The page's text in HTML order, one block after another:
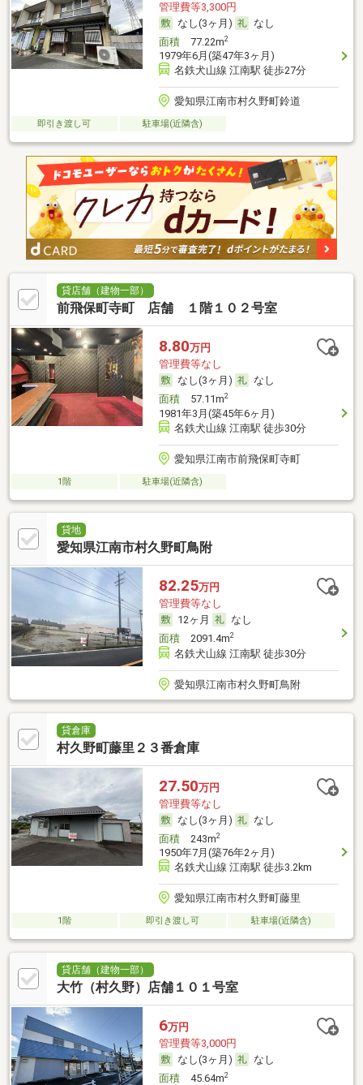
管理費等3,300円
なし(3ヶ月)
なし
面積77.22m2
1979年6月(築47年3ヶ月)
名鉄犬山線 江南駅 徒歩27分
愛知県江南市村久野町鈴道
即引き渡し可 駐車場(近隣含)
貸店舗（建物一部）
前飛保町寺町 店舗 １階１０２号室
8.80万円
管理費等なし
なし(3ヶ月)
なし
面積57.11m2
1981年3月(築45年6ヶ月)
名鉄犬山線 江南駅 徒歩30分
愛知県江南市前飛保町寺町
1階 駐車場(近隣含)
貸地
愛知県江南市村久野町鳥附
82.25万円
管理費等なし
12ヶ月
なし
面積2091.4m2
名鉄犬山線 江南駅 徒歩30分
愛知県江南市村久野町鳥附
貸倉庫
村久野町藤里２３番倉庫
27.50万円
管理費等なし
なし(3ヶ月)
なし
面積243m2
1950年7月(築76年2ヶ月)
名鉄犬山線 江南駅 徒歩3.2km
愛知県江南市村久野町藤里
1階 即引き渡し可 駐車場(近隣含)
貸店舗（建物一部）
大竹（村久野）店舗１０１号室
6万円
管理費等3,000円
なし(3ヶ月)
なし
面積45.64m2